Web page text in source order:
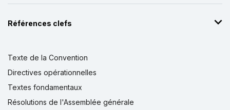
Références clefs
Texte de la Convention
Directives opérationnelles
Textes fondamentaux
Résolutions de l'Assemblée générale